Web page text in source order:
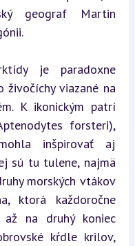
geograf Martin
je paradoxne
živočíchy viazané na
K ikonickým patrí
forsteri),
inšpirovať aj
sú tu tulene, najmä
morských vtákov
ktorá každoročne
na druhý koniec
kŕdle krilov,